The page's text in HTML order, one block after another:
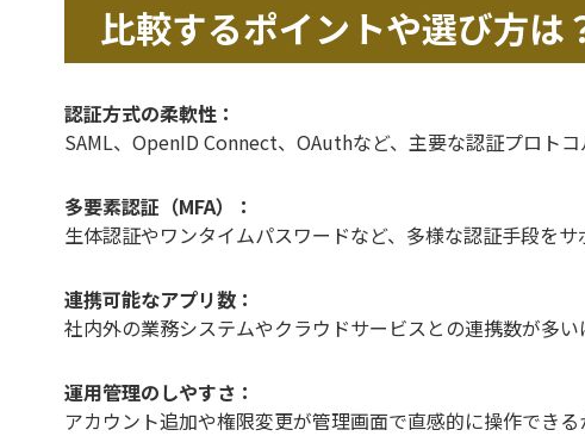
比較するポイントや選び方は
認証方式の柔軟性：
SAML、OpenID Connect、OAuthなど、主要な認証プロトコ
多要素認証（MFA）：
生体認証やワンタイムパスワードなど、多様な認証手段をサ
連携可能なアプリ数：
社内外の業務システムやクラウドサービスとの連携数が多い
運用管理のしやすさ：
アカウント追加や権限変更が管理画面で直感的に操作できる